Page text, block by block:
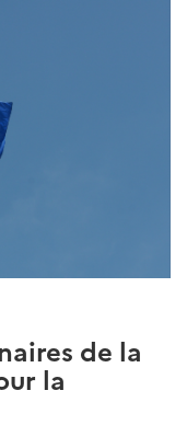
de la
la